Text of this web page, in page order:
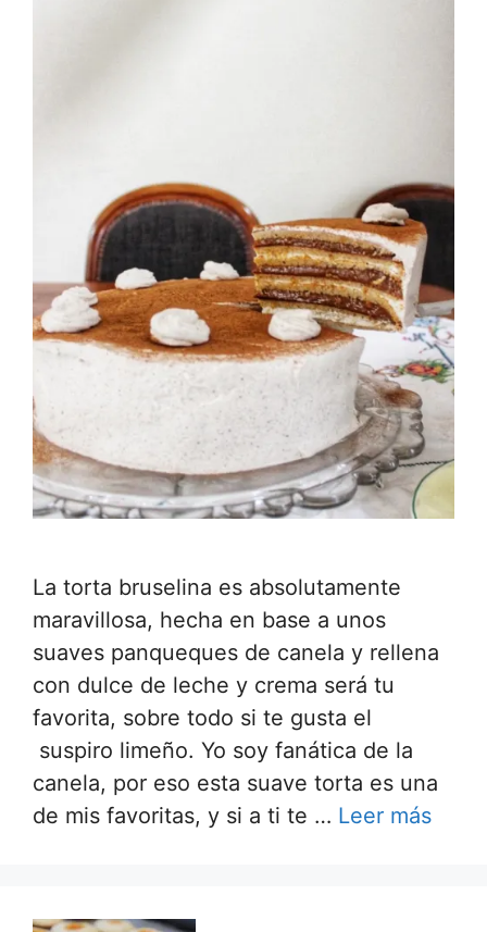
La torta bruselina es absolutamente
maravillosa, hecha en base a unos
suaves panqueques de canela y rellena
con dulce de leche y crema será tu
favorita, sobre todo si te gusta el
suspiro limeño. Yo soy fanática de la
canela, por eso esta suave torta es una
de mis favoritas, y si a ti te … Leer más